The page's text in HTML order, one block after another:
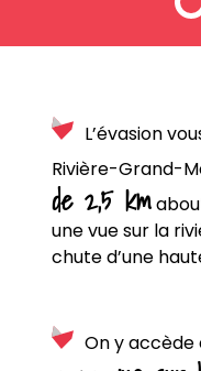
L’évasion
Rivière-Grand-
de 2,5 km
une vue sur la
chute d’une
On y accède